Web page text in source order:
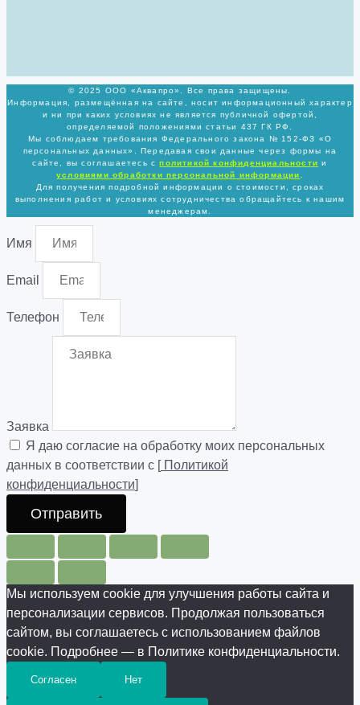
© 2025 ООО «Аквапро». Все права защищены.
Информация, размещённая на сайте, носит информационный характер
и ни при каких условиях не является публичной офертой,
определяемой положениями статьи 437 ГК РФ.
Мы соблюдаем требования Федерального закона № 152-ФЗ «О
персональных данных». Передавая свои данные через формы на
сайте, вы соглашаетесь сполитикойконфиденциальности и
условиями обработки персональной информации
Для получения подробной информации о стоимости, сроках
выполнения работ и условиях сотрудничества обращайтесь к нашим
менеджерам.
Имя
Email
Телефон
Заявка
Я даю согласие на обработку моих персональных
данных в соответствии с [Политикой
конфиденциальности]
Отправить
Мы используем cookie для улучшения работы сайта и
персонализации сервисов. Продолжая пользоваться
сайтом, вы соглашаетесь с использованием файлов
cookie. Подробнее — в Политике конфиденциальности.
Согласен Нет